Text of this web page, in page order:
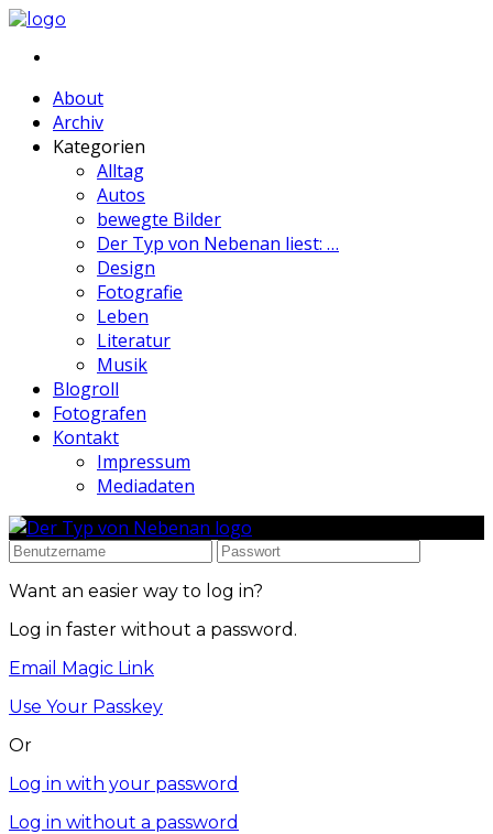
About
Archiv
Kategorien
Alltag
Autos
bewegte Bilder
Der Typ von Nebenan liest: …
Design
Fotografie
Leben
Literatur
Musik
Blogroll
Fotografen
Kontakt
Impressum
Mediadaten
Want an easier way to log in?
Log in faster without a password.
Email Magic Link
Use Your Passkey
Or
Log in with your password
Log in without a password